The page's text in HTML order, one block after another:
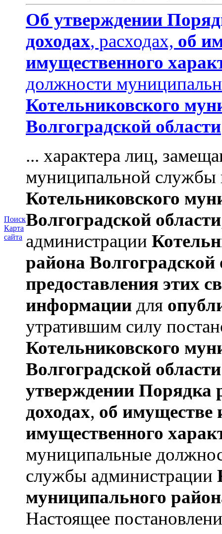
Поиск
Карта
сайта
Об утверждении
доходах, расходах, об
имущественного
должности
Котельниковского
Волгоградской области
... характера лиц,
муниципальной службы
Котельниковского
Волгоградской области
администрации
района Волгоградской
предоставления этих
информации для
утратившим силу
Котельниковского
Волгоградской области
утверждении Порядка
доходах, об имуществе
имущественного
муниципальные
службы администрации
муниципального
Настоящее